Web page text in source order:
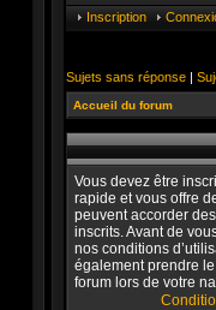
Inscription
Sujets sans réponse |
Accueil du forum
Vous devez être
rapide et vous offre
peuvent accorder
inscrits. Avant de
nos conditions
également prendre
forum lors de votre